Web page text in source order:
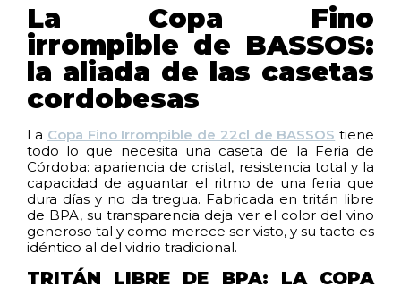
La Copa Fino
irrompible de BASSOS:
la aliada de las casetas
cordobesas
La Copa Fino Irrompible de 22cl de BASSOS tiene
todo lo que necesita una caseta de la Feria de
Córdoba: apariencia de cristal, resistencia total y la
capacidad de aguantar el ritmo de una feria que
dura días y no da tregua. Fabricada en tritán libre
de BPA, su transparencia deja ver el color del vino
generoso tal y como merece ser visto, y su tacto es
idéntico al del vidrio tradicional.
TRITÁN LIBRE DE BPA: LA COPA